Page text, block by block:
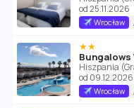
od 25.11.2026
Wrocław
★★
Bungalows
Hiszpania
od 09.12.2026
Wrocław